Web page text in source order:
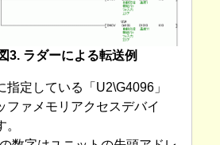
図3. ラダーによる転送例
指定している「U2\G4096」
ファメモリアクセスデバイ